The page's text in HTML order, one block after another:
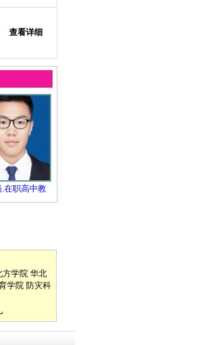
查看详细
.在职高中教
方学院 华北
学院 防灾科